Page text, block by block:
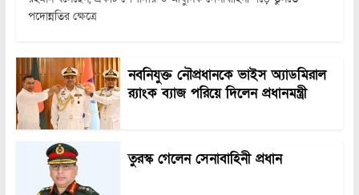
পদোন্নতির ক্ষেত্রে
নবনিযুক্ত নৌপ্রধানকে ভাইস অ্যাডমিরাল
র‍্যাংক ব্যাজ পরিয়ে দিলেন প্রধানমন্ত্রী
তুরস্ক গেলেন সেনাবাহিনী প্রধান